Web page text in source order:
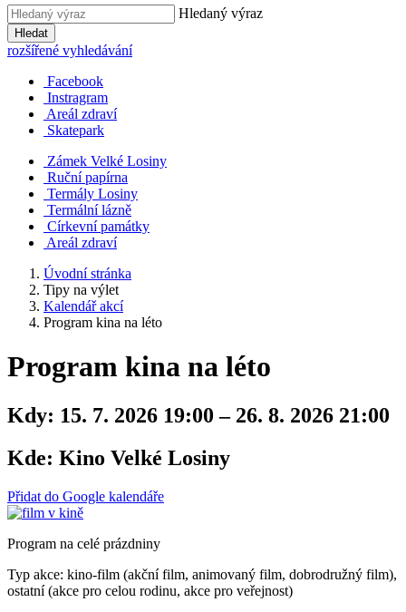
Hledaný výraz
Hledat
rozšířené vyhledávání
Facebook
Instragram
Areál zdraví
Skatepark
Zámek Velké Losiny
Ruční papírna
Termály Losiny
Termální lázně
Církevní památky
Areál zdraví
Úvodní stránka
Tipy na výlet
Kalendář akcí
Program kina na léto
Program kina na léto
Kdy: 15. 7. 2026 19:00 – 26. 8. 2026 21:00
Kde: Kino Velké Losiny
Přidat do Google kalendáře
Program na celé prázdniny
Typ akce: kino-film (akční film, animovaný film, dobrodružný film),
ostatní (akce pro celou rodinu, akce pro veřejnost)